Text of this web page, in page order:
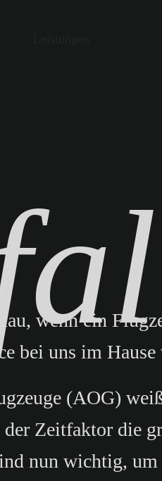
wenn ein
bei uns im Hause
(AOG)
Zeitfaktor die
nun wichtig,